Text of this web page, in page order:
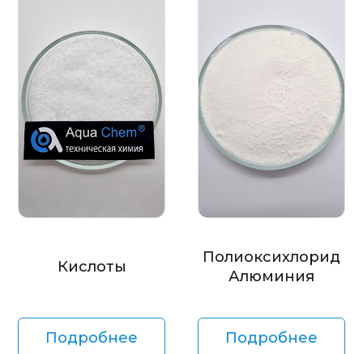
Кислоты
Подробнее
Полиоксихлорид
Алюминия
Подробнее